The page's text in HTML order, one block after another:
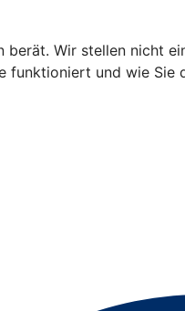
Wir stellen nicht
funktioniert und wie Sie